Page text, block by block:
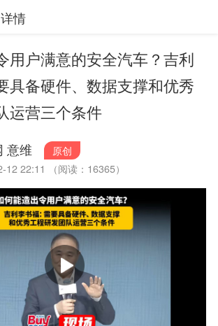
情
用户满意的安全汽车？吉利
具备硬件、数据支撑和优秀
运营三个条件
意维
原创
12 22:11 （阅读：16365）